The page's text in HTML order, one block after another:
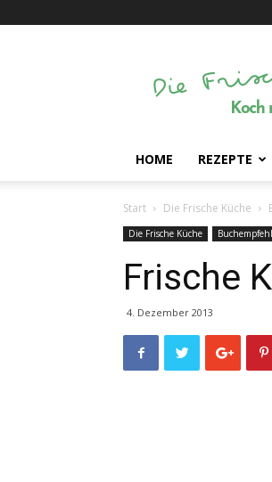
Frische
Küche
HOME REZEPTE
Start Die Frische Küche
Die Frische Küche
Frische
4. Dezember 2013